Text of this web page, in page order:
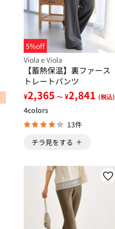
5%off
Viola e Viola
【蓄熱保温】裏ファース
トレートパンツ
¥2,365 ～ ¥2,841 (税込)
4colors
13件
チラ見をする